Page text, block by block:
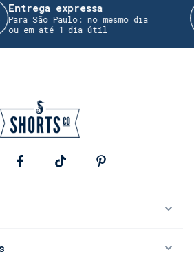
expressa
São Paulo: no mesmo dia
em até 1 dia útil